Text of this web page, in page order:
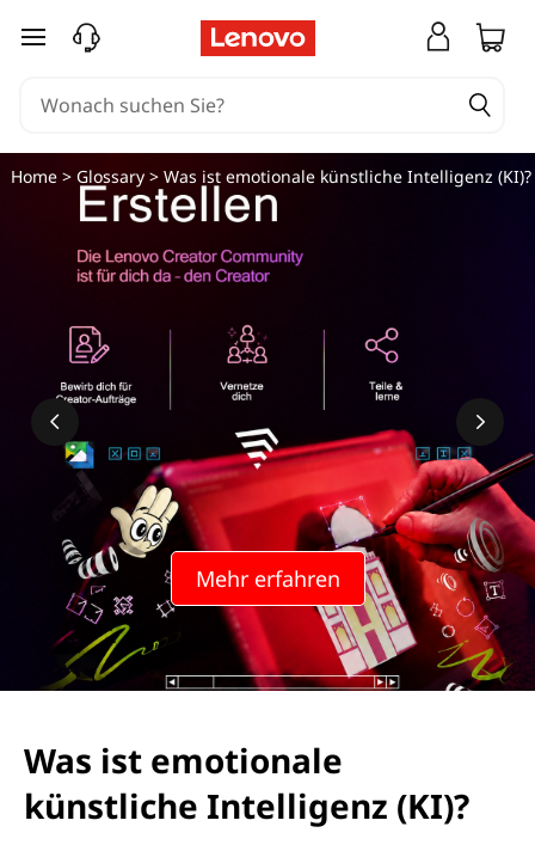
zum Hauptinhalt springen
Mehr erfahren
Home> Glossary> Was ist emotionale künstliche Intelligenz (KI)?
Was ist emotionale
künstliche Intelligenz (KI)?